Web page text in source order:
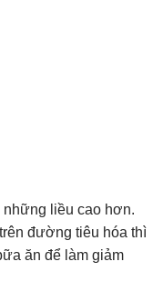
liều cao hơn.
đường tiêu hóa thì
ăn để làm giảm